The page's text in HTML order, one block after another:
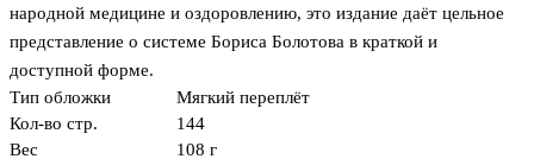
народной медицине и оздоровлению, это издание даёт цельное
представление о системе Бориса Болотова в краткой и
доступной форме.
Тип обложки
Мягкий переплёт
Кол-во стр.
144
Вес
108 г